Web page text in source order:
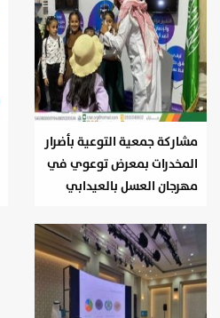
مشاركة جمعية التوعية بأضرار
المخدرات بمعرض توعوي في
مهرجان العسل بالعيدابي